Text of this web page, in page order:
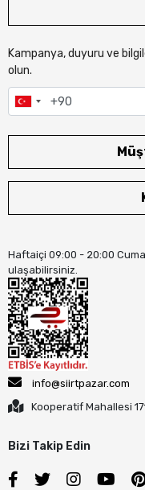
Kampanya, duyuru ve
olun.
Haftaiçi 09:00 - 20:00
ulaşabilirsiniz.
info@siirtpazar.com
Kooperatif Mahallesi
Bizi Takip Edin